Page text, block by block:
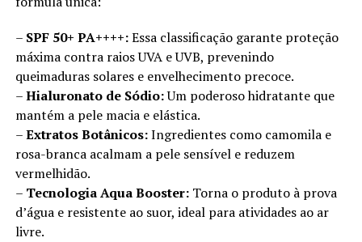
– SPF 50+ PA++++:Essa classificação garante proteção
máxima contra raios UVA e UVB, prevenindo
queimaduras solares e envelhecimento precoce.
–Hialuronato de Sódio:Um poderoso hidratante que
mantém a pele macia e elástica.
–Extratos Botânicos:Ingredientes como camomila e
rosa-branca acalmam a pele sensível e reduzem
vermelhidão.
– Tecnologia Aqua Booster:Torna o produto à prova
d’água e resistente ao suor, ideal para atividades ao ar
livre.